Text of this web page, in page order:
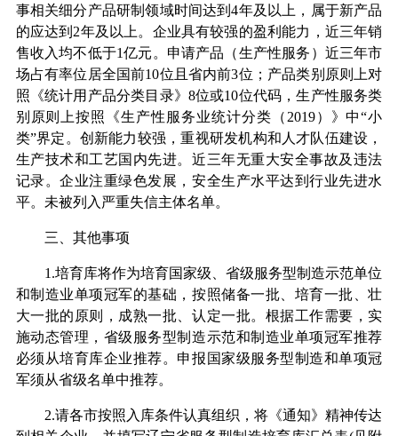
事相关细分产品研制领域时间达到4年及以上，属于新产品
的应达到2年及以上。企业具有较强的盈利能力，近三年销
售收入均不低于1亿元。申请产品（生产性服务）近三年市
场占有率位居全国前10位且省内前3位；产品类别原则上对
照《统计用产品分类目录》8位或10位代码，生产性服务类
别原则上按照《生产性服务业统计分类（2019）》中“小
类”界定。创新能力较强，重视研发机构和人才队伍建设，
生产技术和工艺国内先进。近三年无重大安全事故及违法
记录。企业注重绿色发展，安全生产水平达到行业先进水
平。未被列入严重失信主体名单。
三、其他事项
1.培育库将作为培育国家级、省级服务型制造示范单位
和制造业单项冠军的基础，按照储备一批、培育一批、壮
大一批的原则，成熟一批、认定一批。根据工作需要，实
施动态管理，省级服务型制造示范和制造业单项冠军推荐
必须从培育库企业推荐。申报国家级服务型制造和单项冠
军须从省级名单中推荐。
2.请各市按照入库条件认真组织，将《通知》精神传达